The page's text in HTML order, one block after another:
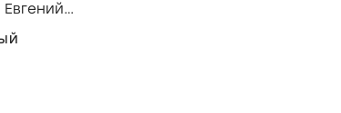
Евгений